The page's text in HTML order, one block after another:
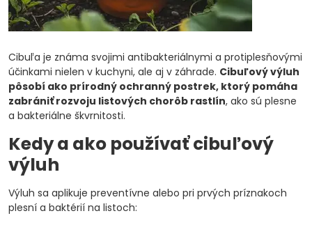
Cibuľa je známa svojimi antibakteriálnymi a protiplesňovými
účinkami nielen v kuchyni, ale aj v záhrade. Cibuľový výluh
pôsobí ako prírodný ochranný postrek, ktorý pomáha
zabrániť rozvoju listových chorôb rastlín, ako sú plesne
a bakteriálne škvrnitosti.
Kedy a ako používať cibuľový
výluh
Výluh sa aplikuje preventívne alebo pri prvých príznakoch
plesní a baktérií na listoch: